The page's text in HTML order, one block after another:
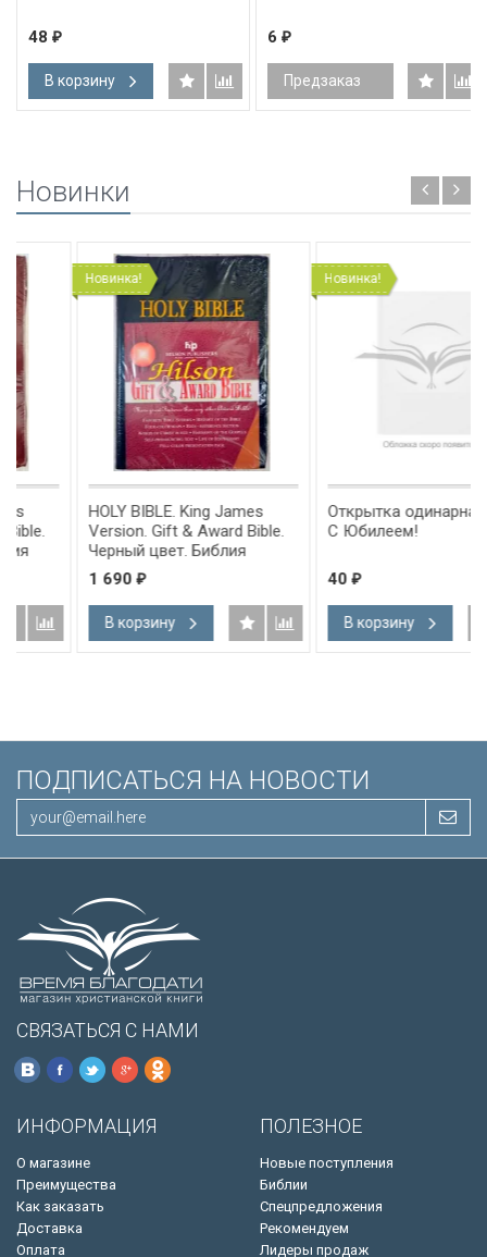
48 ₽
В корзину
6 ₽
Предзаказ
Новинки
HOLY BIBLE. King James
Version. Gift & Award Bible.
Черный цвет. Библия
Короля Иакова на
английском языке.
Словарь, карты, закладка,
подарочная вкладка, слова
Иисуса выделены красным
₽
В корзину
Новинка!
Открытка одинарная 10x15:
С Юбилеем!
В корзину
ПОДПИСАТЬСЯ НА НОВОСТИ
СВЯЗАТЬСЯ С НАМИ
ИНФОРМАЦИЯ
О магазине
Преимущества
Как заказать
Доставка
Оплата
ПОЛЕЗНОЕ
Новые поступления
Библии
Спецпредложения
Рекомендуем
Лидеры продаж